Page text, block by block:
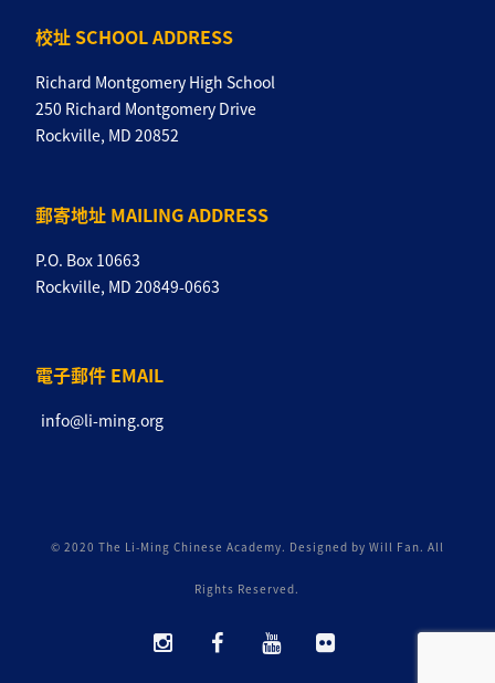
校址 SCHOOL ADDRESS
Richard Montgomery High School
250 Richard Montgomery Drive
Rockville, MD 20852
郵寄地址 MAILING ADDRESS
P.O. Box 10663
Rockville, MD 20849-0663
電子郵件 EMAIL
info@li-ming.org
© 2020 The Li-Ming Chinese Academy. Designed by Will Fan. All
Rights Reserved.